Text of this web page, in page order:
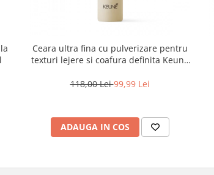
Ceara ultra fina cu pulverizare pentru
texturi lejere si coafura definita Keune
118,00 Lei99,99 Lei
ADAUGA IN COS